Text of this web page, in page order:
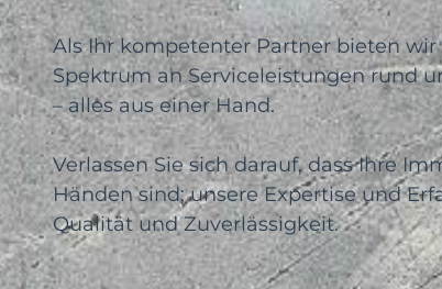
Als Ihr kompetenter Partner bieten
Spektrum an Serviceleistungen rund
– alles aus einer Hand.
Verlassen Sie sich darauf, dass Ihre
Händen sind; unsere Expertise und
Qualität und Zuverlässigkeit.